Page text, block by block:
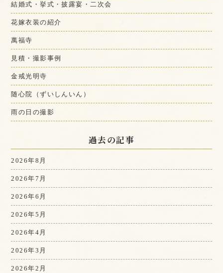
結婚式・挙式・披露宴・二次会
花嫁衣装の紹介
萬福寺
見積・撮影事例
金戒光明寺
随心院（ずいしんいん）
雨の日の撮影
過去の記事
2026年8月
2026年7月
2026年6月
2026年5月
2026年4月
2026年3月
2026年2月